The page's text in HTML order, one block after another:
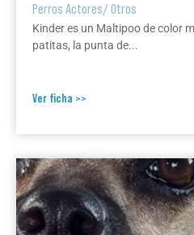
Perros Actores/Otros
Kinder es un Maltipoo de color
patitas, la punta de...
Ver ficha >>